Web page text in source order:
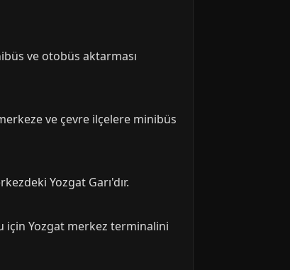
ve otobüs aktarması
ve çevre ilçelere minibüs
Yozgat Garı'dır.
için Yozgat merkez terminalini